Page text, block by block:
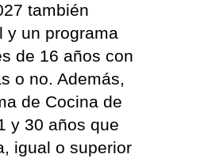
también
y un programa
de 16 años con
o no. Además,
de Cocina de
y 30 años que
igual o superior